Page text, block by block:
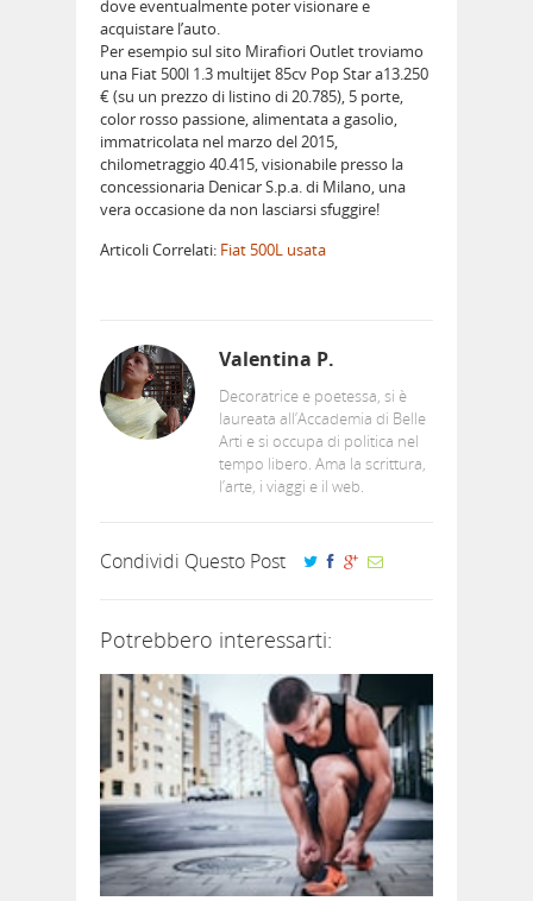
dove eventualmente poter visionare e
acquistare l’auto.
Per esempio sul sito Mirafiori Outlet troviamo
una Fiat 500l 1.3 multijet 85cv Pop Star a13.250
€ (su un prezzo di listino di 20.785), 5 porte,
color rosso passione, alimentata a gasolio,
immatricolata nel marzo del 2015,
chilometraggio 40.415, visionabile presso la
concessionaria Denicar S.p.a. di Milano, una
vera occasione da non lasciarsi sfuggire!
Articoli Correlati: Fiat 500L usata
Valentina P.
Decoratrice e poetessa, si è
laureata all’Accademia di Belle
Arti e si occupa di politica nel
tempo libero. Ama la scrittura,
l’arte, i viaggi e il web.
Condividi Questo Post
Potrebbero interessarti: